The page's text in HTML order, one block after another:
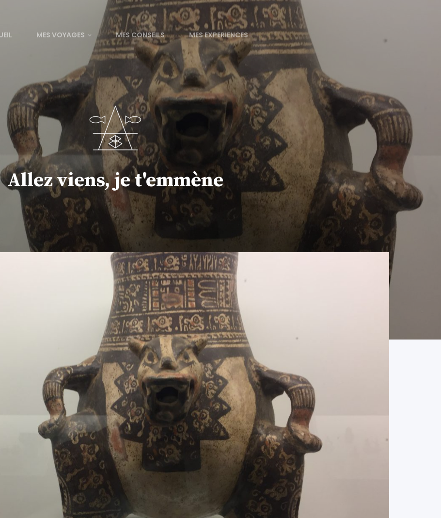
MES VOYAGES MES CONSEILS MES EXPERIENCES
Allez viens, je t'emmène